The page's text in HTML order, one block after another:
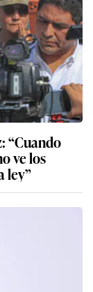
“Cuando
ve los
ley”